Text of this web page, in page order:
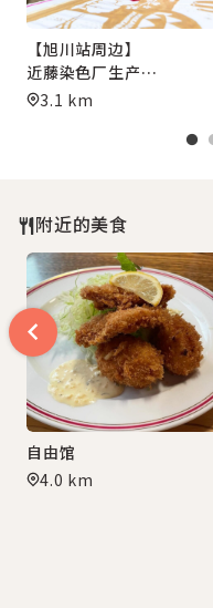
【旭川站周边】
近藤染色厂生产
“毛笔绘书染色”原风呂敷
3.1 km
附近的美食
自由馆
4.0 km